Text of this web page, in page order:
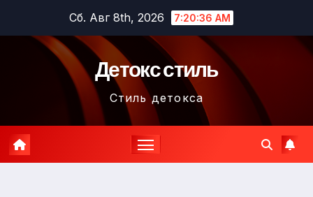
содержимому
Сб. Авг 8th, 2026 7:20:37 AM
Детокс стиль
Стиль детокса